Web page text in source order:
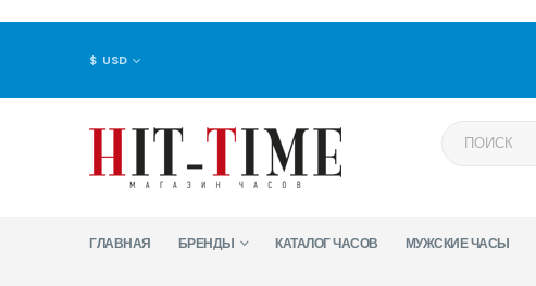
$ USD
ГЛАВНАЯ БРЕНДЫ КАТАЛОГ ЧАСОВ МУЖСКИЕ ЧАСЫ